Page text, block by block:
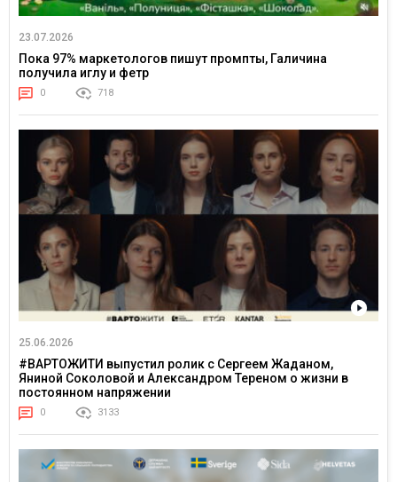
23.07.2026
Пока 97% маркетологов пишут промпты, Галичина
получила иглу и фетр
0 718
25.06.2026
#ВАРТОЖИТИ выпустил ролик с Сергеем Жаданом,
Яниной Соколовой и Александром Тереном о жизни в
постоянном напряжении
0 3133